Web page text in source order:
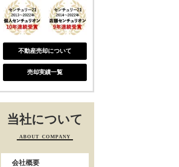
不動産売却について
売却実績一覧
当社について
ABOUT COMPANY
会社概要